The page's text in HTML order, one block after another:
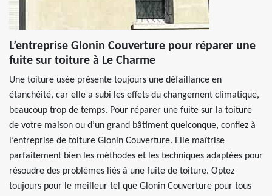
L’entreprise Glonin Couverture pour réparer une
fuite sur toiture à Le Charme
Une toiture usée présente toujours une défaillance en
étanchéité, car elle a subi les effets du changement climatique,
beaucoup trop de temps. Pour réparer une fuite sur la toiture
de votre maison ou d’un grand bâtiment quelconque, confiez à
l’entreprise de toiture Glonin Couverture. Elle maîtrise
parfaitement bien les méthodes et les techniques adaptées pour
résoudre des problèmes liés à une fuite de toiture. Optez
toujours pour le meilleur tel que Glonin Couverture pour tous